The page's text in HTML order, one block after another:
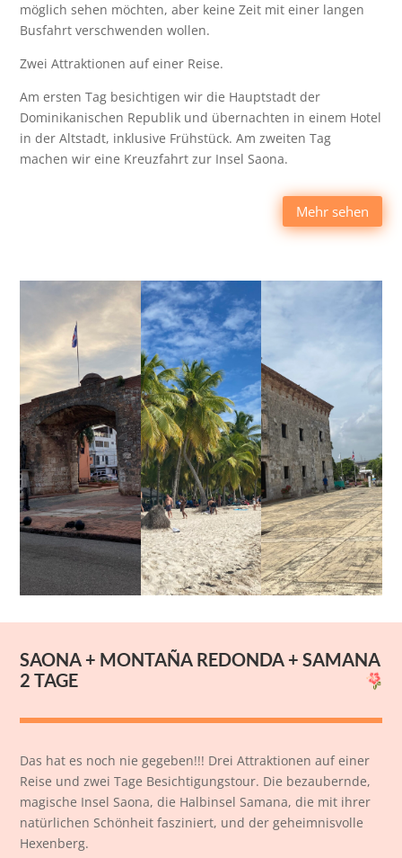
möglich sehen möchten, aber keine Zeit mit einer langen
Busfahrt verschwenden wollen.
Zwei Attraktionen auf einer Reise.
Am ersten Tag besichtigen wir die Hauptstadt der
Dominikanischen Republik und übernachten in einem Hotel
in der Altstadt, inklusive Frühstück. Am zweiten Tag
machen wir eine Kreuzfahrt zur Insel Saona.
Mehr sehen
SAONA + MONTAÑA REDONDA + SAMANA
2 TAGE
Das hat es noch nie gegeben!!! Drei Attraktionen auf einer
Reise und zwei Tage Besichtigungstour. Die bezaubernde,
magische Insel Saona, die Halbinsel Samana, die mit ihrer
natürlichen Schönheit fasziniert, und der geheimnisvolle
Hexenberg.